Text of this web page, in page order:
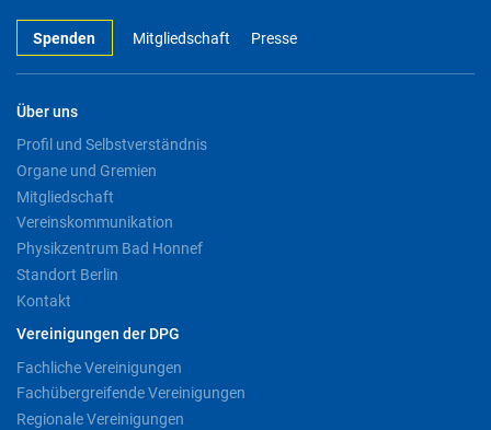
Spenden Mitgliedschaft Presse
Über uns
Profil und Selbstverständnis
Organe und Gremien
Mitgliedschaft
Vereinskommunikation
Physikzentrum Bad Honnef
Standort Berlin
Kontakt
Vereinigungen der DPG
Fachliche Vereinigungen
Fachübergreifende Vereinigungen
Regionale Vereinigungen